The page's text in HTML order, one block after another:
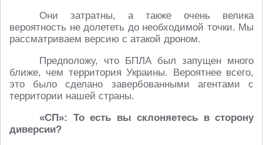
Они затратны, а также очень велика
вероятность не долететь до необходимой точки. Мы
рассматриваем версию с атакой дроном.
Предположу, что БПЛА был запущен много
ближе, чем территория Украины. Вероятнее всего,
это было сделано завербованными агентами с
территории нашей страны.
«СП»: То есть вы склоняетесь в сторону
диверсии?